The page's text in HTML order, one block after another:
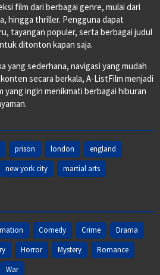
film dari berbagai genre, mulai dari
hingga thriller. Pengguna dapat
tayangan populer, serta berbagai judul
ditonton kapan saja.
yang sederhana, navigasi yang mudah
secara berkala, A-ListFilm menjadi
yang ingin menikmati berbagai hiburan
prison london
england
new york city
martial arts
Comedy Crime
Drama
Horror Mystery
Romance
War